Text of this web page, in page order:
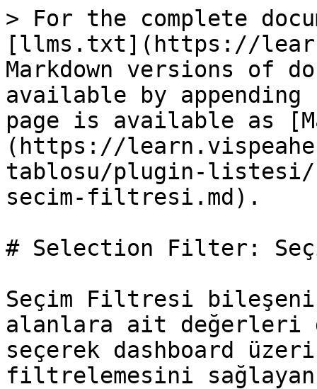
> For the complete
[llms.txt](https://
Markdown versions of
available by
page is available as
(https://
tablosu/plugin-
secim-filtresi.md).
# Selection Filter:
Seçim Filtresi
alanlara ait değerleri
seçerek dashboard
filtrelemesini